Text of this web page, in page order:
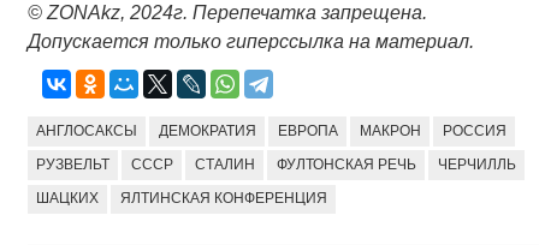
© ZONAkz, 2024г. Перепечатка запрещена.
Допускается только гиперссылка на материал.
АНГЛОСАКСЫ ДЕМОКРАТИЯ ЕВРОПА МАКРОН РОССИЯ
РУЗВЕЛЬТ СССР СТАЛИН ФУЛТОНСКАЯ РЕЧЬ ЧЕРЧИЛЛЬ
ШАЦКИХ ЯЛТИНСКАЯ КОНФЕРЕНЦИЯ